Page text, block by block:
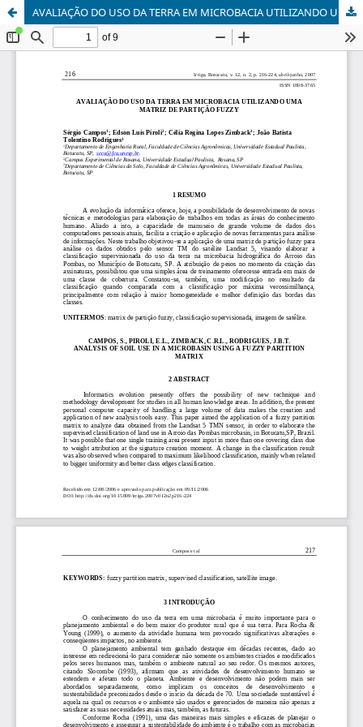
AVALIAÇÃO DO USO DA TERRA EM MICROBACIA UTILIZANDO UMA MATRIZ DE PARTIÇÃO FUZZY